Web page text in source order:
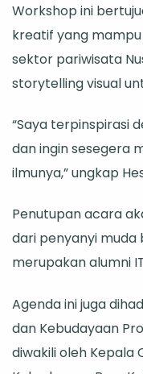
Workshop ini
kreatif yang
sektor pariwisata
storytelling visual
“Saya terpinspirasi
dan ingin sesegera
ilmunya,” ungkap
Penutupan acara
dari penyanyi muda
merupakan alumni
Agenda ini juga
dan Kebudayaan
diwakili oleh Kepala